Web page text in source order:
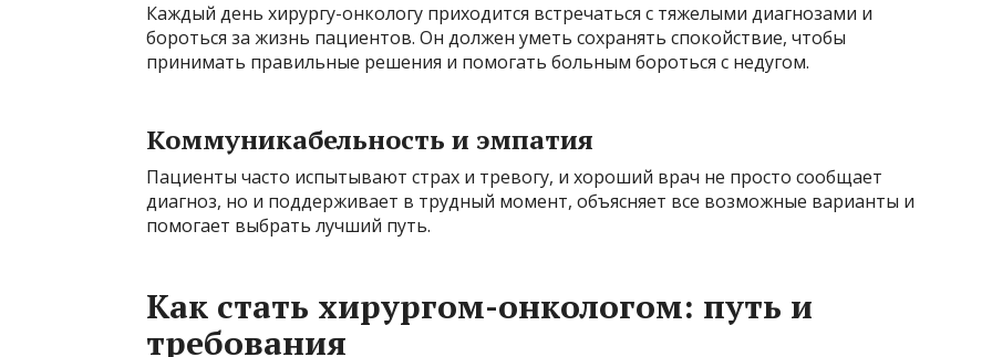
Каждый день хирургу-онкологу приходится встречаться с тяжелыми диагнозами и
бороться за жизнь пациентов. Он должен уметь сохранять спокойствие, чтобы
принимать правильные решения и помогать больным бороться с недугом.
Коммуникабельность и эмпатия
Пациенты часто испытывают страх и тревогу, и хороший врач не просто сообщает
диагноз, но и поддерживает в трудный момент, объясняет все возможные варианты и
помогает выбрать лучший путь.
Как стать хирургом-онкологом: путь и
требования